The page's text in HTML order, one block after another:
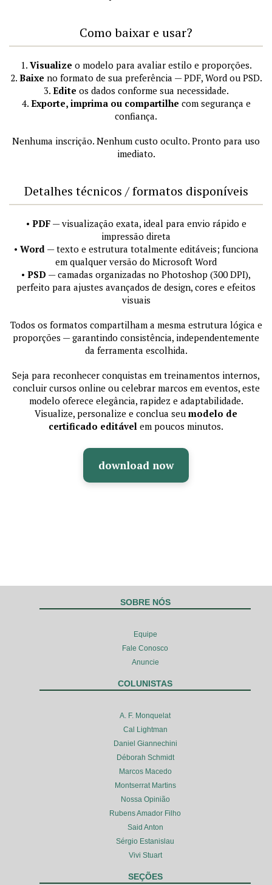
Como baixar e usar?
1. Visualize o modelo para avaliar estilo e proporções.
2. Baixe no formato de sua preferência — PDF, Word ou PSD.
3. Edite os dados conforme sua necessidade.
4. Exporte, imprima ou compartilhe com segurança e
confiança.
Nenhuma inscrição. Nenhum custo oculto. Pronto para uso
imediato.
Detalhes técnicos / formatos disponíveis
• PDF— visualização exata, ideal para envio rápido e
impressão direta
• Word— texto e estrutura totalmente editáveis; funciona
em qualquer versão do Microsoft Word
• PSD — camadas organizadas no Photoshop (300 DPI),
perfeito para ajustes avançados de design, cores e efeitos
visuais
Todos os formatos compartilham a mesma estrutura lógica e
proporções — garantindo consistência, independentemente
da ferramenta escolhida.
Seja para reconhecer conquistas em treinamentos internos,
concluir cursos online ou celebrar marcos em eventos, este
modelo oferece elegância, rapidez e adaptabilidade.
Visualize, personalize e conclua seu modelo de
certificado editável em poucos minutos.
download now
SOBRE NÓS
Equipe
Fale Conosco
Anuncie
COLUNISTAS
A. F. Monquelat
Cal Lightman
Daniel Giannechini
Déborah Schmidt
Marcos Macedo
Montserrat Martins
Nossa Opinião
Rubens Amador Filho
Said Anton
Sérgio Estanislau
Vivi Stuart
SEÇÕES